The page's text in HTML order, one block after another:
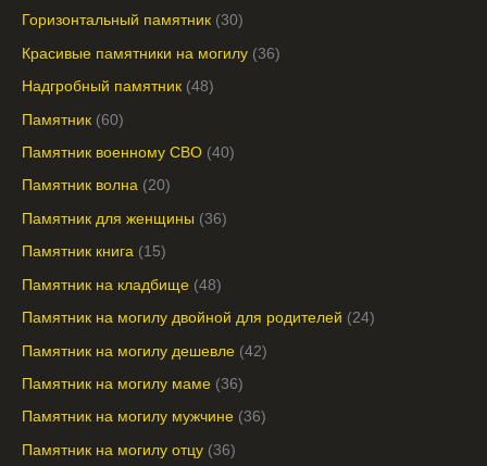
Горизонтальный памятник 30
Красивые памятники на могилу 36
Надгробный памятник 48
Памятник 60
Памятник военному СВО 40
Памятник волна 20
Памятник для женщины 36
Памятник книга 15
Памятник на кладбище 48
Памятник на могилу двойной для родителей 24
Памятник на могилу дешевле 42
Памятник на могилу маме 36
Памятник на могилу мужчине 36
Памятник на могилу отцу 36